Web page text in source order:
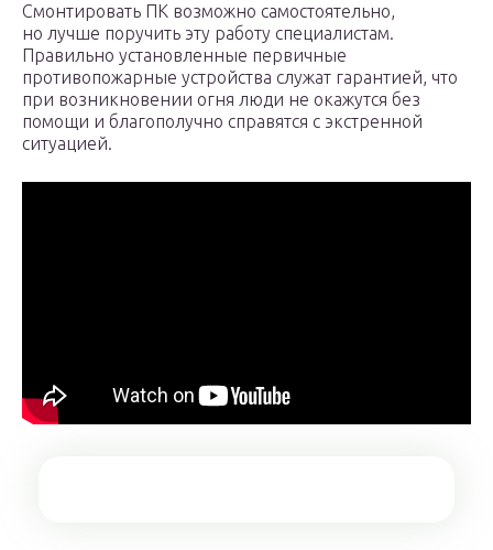
Смонтировать ПК возможно самостоятельно,
но лучше поручить эту работу специалистам.
Правильно установленные первичные
противопожарные устройства служат гарантией, что
при возникновении огня люди не окажутся без
помощи и благополучно справятся с экстренной
ситуацией.